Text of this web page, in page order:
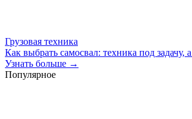
Грузовая техника
Как выбрать самосвал: техника под задачу,
Узнать больше →
Популярное